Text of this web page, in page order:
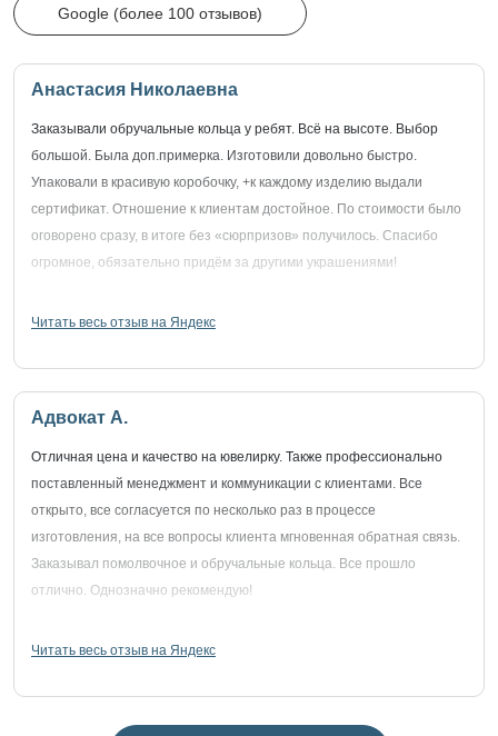
Google (более 100 отзывов)
Анастасия Николаевна
Заказывали обручальные кольца у ребят. Всё на высоте. Выбор
большой. Была доп.примерка. Изготовили довольно быстро.
Упаковали в красивую коробочку, +к каждому изделию выдали
сертификат. Отношение к клиентам достойное. По стоимости было
оговорено сразу, в итоге без «сюрпризов» получилось. Спасибо
огромное, обязательно придём за другими украшениями!
Читать весь отзыв на Яндекс
Адвокат А.
Отличная цена и качество на ювелирку. Также профессионально
поставленный менеджмент и коммуникации с клиентами. Все
открыто, все согласуется по несколько раз в процессе
изготовления, на все вопросы клиента мгновенная обратная связь.
Заказывал помолвочное и обручальные кольца. Все прошло
отлично. Однозначно рекомендую!
Читать весь отзыв на Яндекс